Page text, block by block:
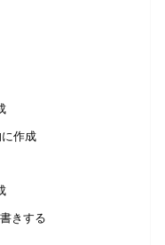
作成
きする